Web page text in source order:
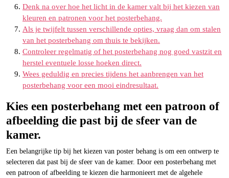
Denk na over hoe het licht in de kamer valt bij het kiezen van
kleuren en patronen voor het posterbehang.
Als je twijfelt tussen verschillende opties, vraag dan om stalen
van het posterbehang om thuis te bekijken.
Controleer regelmatig of het posterbehang nog goed vastzit en
herstel eventuele losse hoeken direct.
Wees geduldig en precies tijdens het aanbrengen van het
posterbehang voor een mooi eindresultaat.
Kies een posterbehang met een patroon of
afbeelding die past bij de sfeer van de
kamer.
Een belangrijke tip bij het kiezen van poster behang is om een ontwerp te
selecteren dat past bij de sfeer van de kamer. Door een posterbehang met
een patroon of afbeelding te kiezen die harmonieert met de algehele